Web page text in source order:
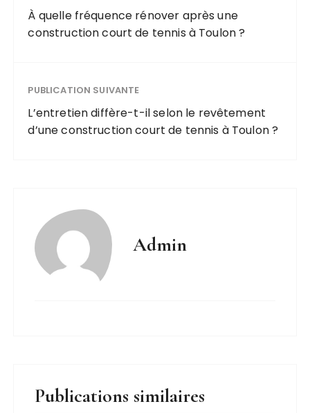
À quelle fréquence rénover après une
construction court de tennis à Toulon ?
PUBLICATION SUIVANTE
L’entretien diffère-t-il selon le revêtement
d’une construction court de tennis à Toulon ?
Admin
Publications similaires